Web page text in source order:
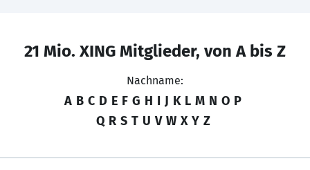
21 Mio. XING Mitglieder, von A bis Z
Nachname:
A B C D E F G H I J K L M N O P
Q R S T U V W X Y Z